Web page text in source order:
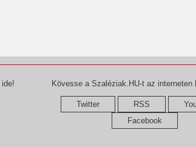
Kövesse a Szaléziak.HU-t az interneten
Twitter RSS
Facebook